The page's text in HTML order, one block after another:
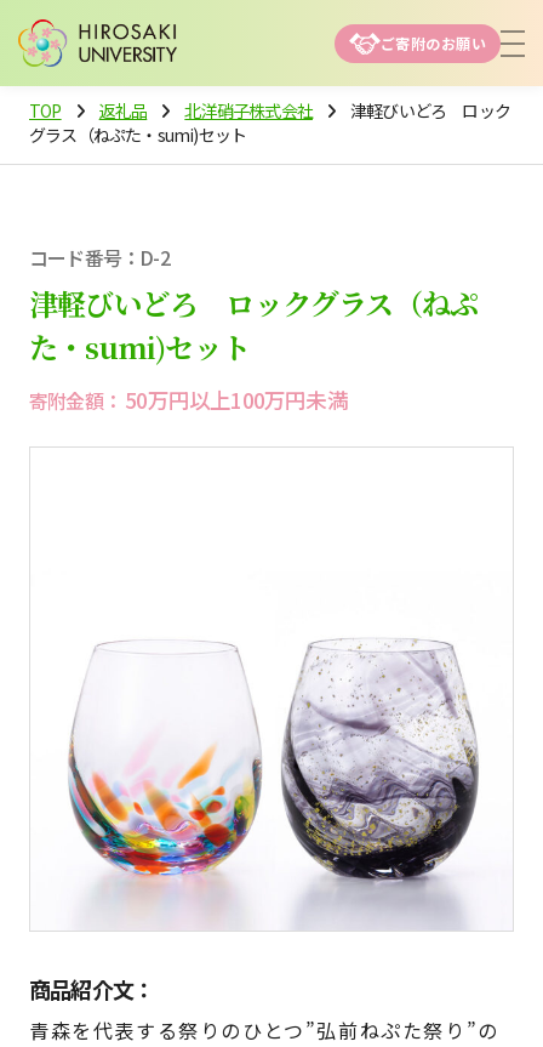
ご寄附のお願い
TOP 返礼品 北洋硝子株式会社
津軽びいどろ ロック
グラス（ねぷた・sumi)セット
コード番号：D-2
津軽びいどろ ロックグラス（ねぷ
た・sumi)セット
寄附金額： 50万円以上100万円未満
商品紹介文：
青森を代表する祭りのひとつ”弘前ねぷた祭り”の